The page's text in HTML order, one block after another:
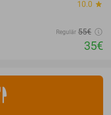
10.0 star
Regulär 55€
35€